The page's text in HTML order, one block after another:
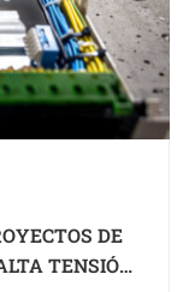
DE
TENSIÓN-